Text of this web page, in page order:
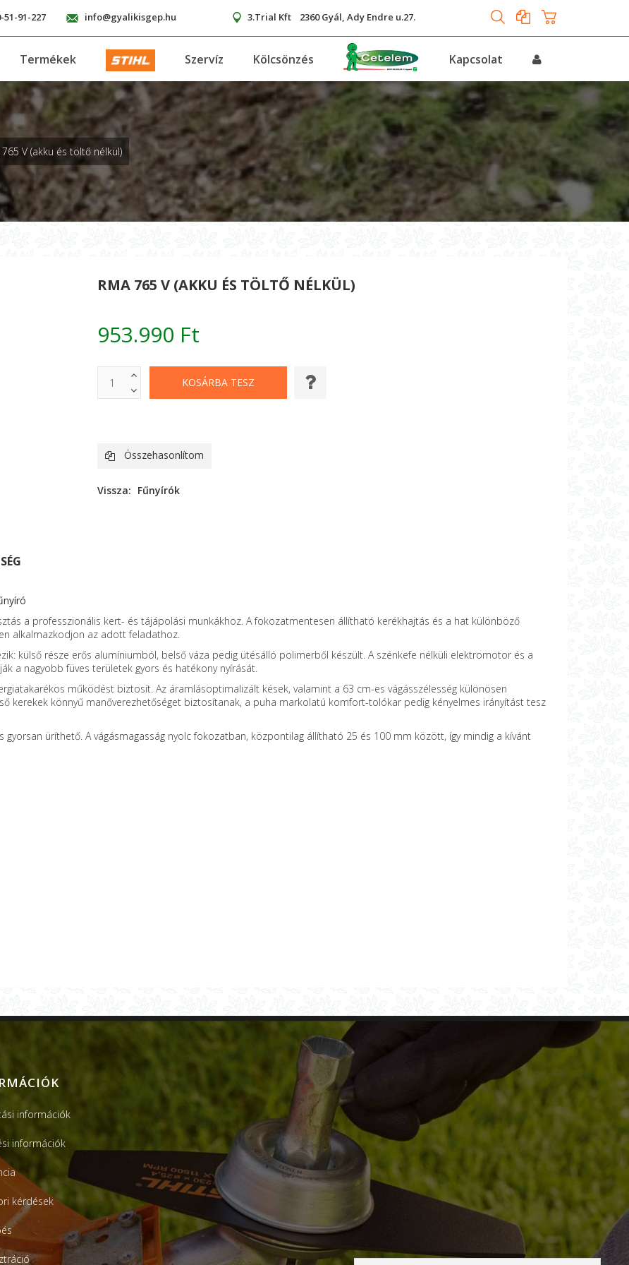
51-91-227 info@gyalikisgep.hu 3.Trial Kft 2360 Gyál, Ady Endre u.27.
Termékek Szervíz Kölcsönzés Kapcsolat
765 V (akku és töltő nélkül)
RMA 765 V (AKKU ÉS TÖLTŐ NÉLKÜL)
953.990 Ft
Összehasonlítom
Vissza: Fűnyírók
a professzionális kert- és tájápolási munkákhoz. A fokozatmentesen állítható kerékhajtás és a hat különböző
alkalmazkodjon az adott feladathoz.
külső része erős alumíniumból, belső váza pedig ütésálló polimerből készült. A szénkefe nélküli elektromotor és a
a nagyobb füves területek gyors és hatékony nyírását.
működést biztosít. Az áramlásoptimalizált kések, valamint a 63 cm-es vágásszélesség különösen
kerekek könnyű manőverezhetőséget biztosítanak, a puha markolatú komfort-tolókar pedig kényelmes irányítást tesz
gyorsan üríthető. A vágásmagasság nyolc fokozatban, központilag állítható 25 és 100 mm között, így mindig a kívánt
információk
információk
kérdések